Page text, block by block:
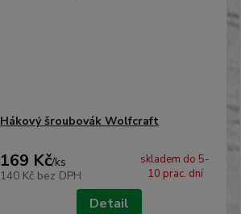
Hákový šroubovák Wolfcraft
169 Kč/ks
140 Kč bez DPH
skladem do 5-
10 prac. dní
Detail